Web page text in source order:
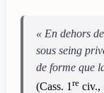
« En dehors
sous seing
de forme que
(Cass. 1 re civ.,